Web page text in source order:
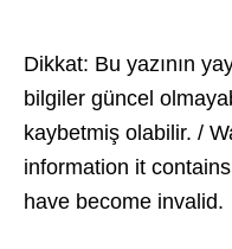
Dikkat: Bu yazının
bilgiler güncel
kaybetmiş olabilir. /
information it
have become invalid.